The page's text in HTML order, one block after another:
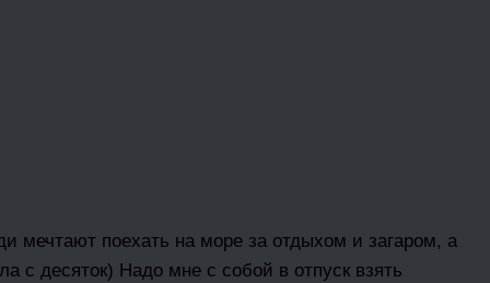
поехать на море за отдыхом и загаром, а
с десяток) Надо мне с собой в отпуск взять